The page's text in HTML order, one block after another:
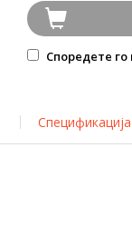
Споредете
Спецификација